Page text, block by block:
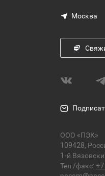
Москва
ООО «ПЭК»
109428,
1-й
Тел./факс: